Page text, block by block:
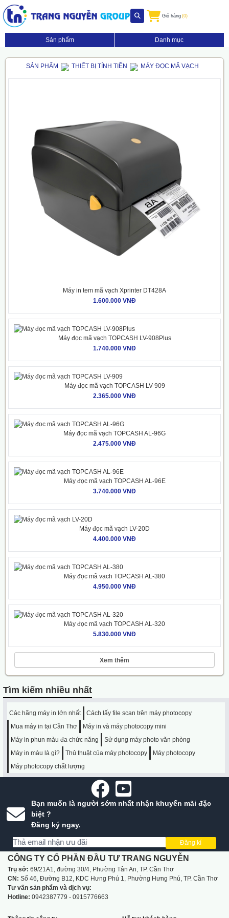
Giỏ hàng (0)
Sản phẩm Danh mục
SẢN PHẨM THIẾT BỊ TÍNH TIỀN MÁY ĐỌC MÃ VẠCH
Máy in tem mã vạch Xprinter DT428A
1.600.000 VNĐ
Máy đọc mã vạch TOPCASH LV-908Plus
1.740.000 VNĐ
Máy đọc mã vạch TOPCASH LV-909
2.365.000 VNĐ
Máy đọc mã vạch TOPCASH AL-96G
2.475.000 VNĐ
Máy đọc mã vạch TOPCASH AL-96E
3.740.000 VNĐ
Máy đọc mã vạch LV-20D
4.400.000 VNĐ
Máy đọc mã vạch TOPCASH AL-380
4.950.000 VNĐ
Máy đọc mã vạch TOPCASH AL-320
5.830.000 VNĐ
Xem thêm
Tìm kiếm nhiều nhất
Các hãng máy in lớn nhất
Cách lấy file scan trên máy photocopy
Mua máy in tại Cần Thơ
Máy in và máy photocopy mini
Máy in phun màu đa chức năng
Sử dụng máy photo văn phòng
Máy in màu là gì?
Thủ thuật của máy photocopy
Máy photocopy
Máy photocopy chất lượng
Bạn muốn là người sớm nhất nhận khuyến mãi đặc
biệt ?
Đăng ký ngay.
Đăng kí
CÔNG TY CỔ PHẦN ĐẦU TƯ TRANG NGUYỄN
Trụ sở: 69/21A1, đường 30/4, Phường Tân An, TP. Cần Thơ
CN: Số 46, Đường B12, KDC Hưng Phú 1, Phường Hưng Phú, TP. Cần Thơ
Tư vấn sản phẩm và dịch vụ:
Hotline: 0942387779 - 0915776663